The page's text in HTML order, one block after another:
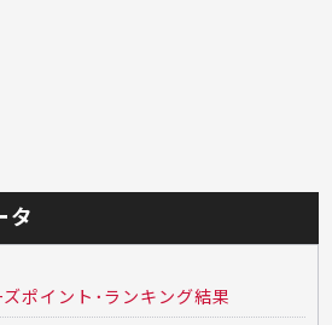
タ
ポイント･ランキング結果